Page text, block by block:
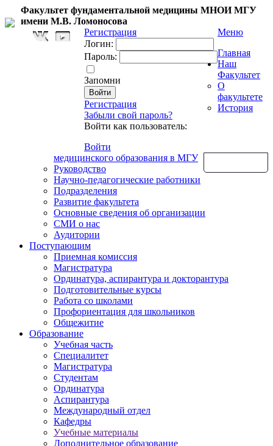
Факультет фундаментальной медицины МНОИ МГУ
имени М.В. Ломоносова
Регистрация
Логин:
Пароль:
Запомни
Регистрация
Забыли свой пароль?
Войти как пользователь:
Войти
Меню
Главная
Наш
Факультет
О
факультете
История
медицинского образования в МГУ
Руководство
Научно-педагогические работники
Подразделения
Развитие факультета
Основные сведения об организации
СМИ о нас
Аудитории
Поступающим
Приемная комиссия
Магистратура
Ординатура, аспирантура и докторантура
Подготовительные курсы
Работа со школами
Профориентация для школьников
Общежитие
Образование
Учебная часть
Специалитет
Магистратура
Студентам
Ординатура
Аспирантура
Международный отдел
Кафедры
Учебные материалы
Дополнительное образование